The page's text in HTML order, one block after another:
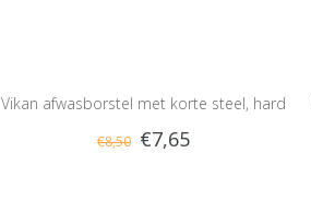
Vikan afwasborstel met korte steel, hard
€8,50 €7,65